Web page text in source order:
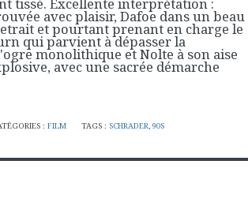
avec plaisir, Dafoe dans un beau
et pourtant prenant en charge le
qui parvient à dépasser la
monolithique et Nolte à son aise
avec une sacrée démarche
: FILM TAGS : SCHRADER,90S